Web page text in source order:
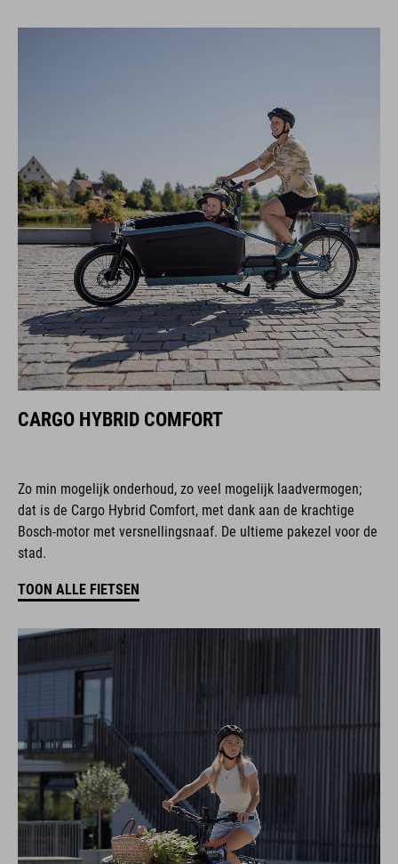
CARGO HYBRID COMFORT
Zo min mogelijk onderhoud, zo veel mogelijk laadvermogen;
dat is de Cargo Hybrid Comfort, met dank aan de krachtige
Bosch-motor met versnellingsnaaf. De ultieme pakezel voor de
stad.
TOON ALLE FIETSEN